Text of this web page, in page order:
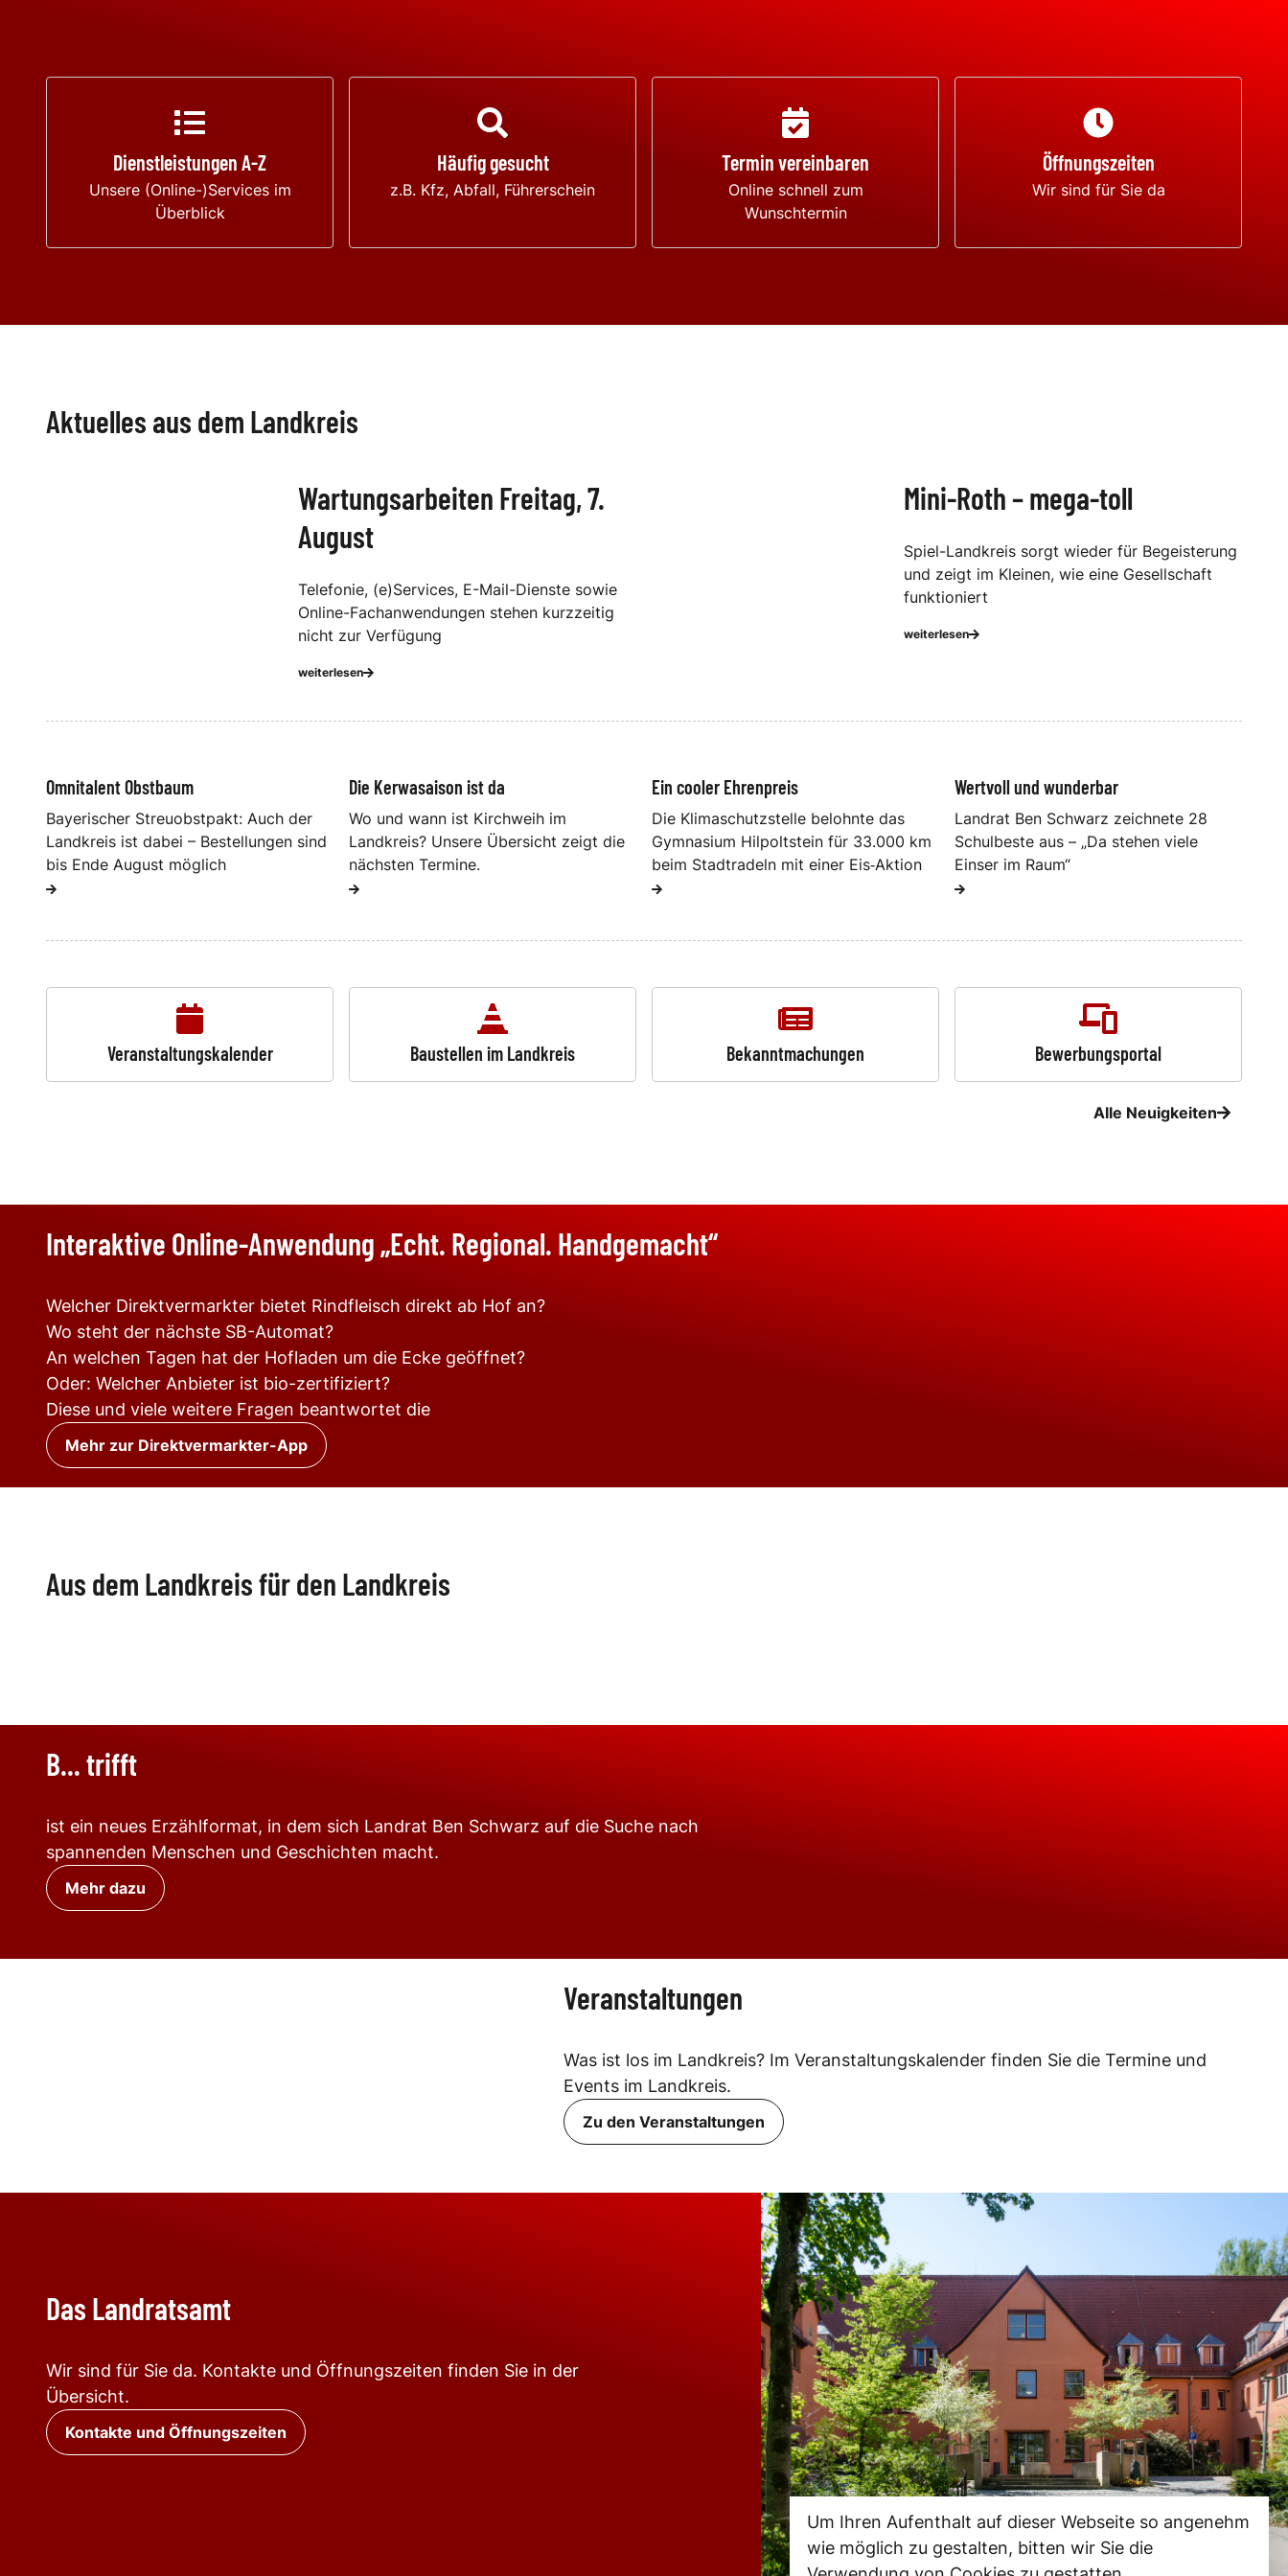
Dienstleistungen A-Z
Unsere (Online-)Services im
Überblick
Häufig gesucht
z.B. Kfz, Abfall, Führerschein
Termin vereinbaren
Online schnell zum
Wunschtermin
Öffnungszeiten
Wir sind für Sie da
Aktuelles aus dem Landkreis
Wartungsarbeiten Freitag, 7.
August
Telefonie, (e)Services, E-Mail-Dienste sowie
Online-Fachanwendungen stehen kurzzeitig
nicht zur Verfügung
weiterlesen
Mini-Roth – mega-toll
Spiel-Landkreis sorgt wieder für Begeisterung
und zeigt im Kleinen, wie eine Gesellschaft
funktioniert
weiterlesen
Omnitalent Obstbaum
Bayerischer Streuobstpakt: Auch der
Landkreis ist dabei – Bestellungen sind
bis Ende August möglich
Die Kerwasaison ist da
Wo und wann ist Kirchweih im
Landkreis? Unsere Übersicht zeigt die
nächsten Termine.
Ein cooler Ehrenpreis
Die Klimaschutzstelle belohnte das
Gymnasium Hilpoltstein für 33.000 km
beim Stadtradeln mit einer Eis‑Aktion
Wertvoll und wunderbar
Landrat Ben Schwarz zeichnete 28
Schulbeste aus – „Da stehen viele
Einser im Raum“
Veranstaltungskalender Baustellen im Landkreis Bekanntmachungen Bewerbungsportal
Alle Neuigkeiten
Interaktive Online-Anwendung „Echt. Regional. Handgemacht“
Welcher Direktvermarkter bietet Rindfleisch direkt ab Hof an?
Wo steht der nächste SB-Automat?
An welchen Tagen hat der Hofladen um die Ecke geöffnet?
Oder: Welcher Anbieter ist bio-zertifiziert?
Diese und viele weitere Fragen beantwortet die
Mehr zur Direktvermarkter-App
Aus dem Landkreis für den Landkreis
B... trifft
ist ein neues Erzählformat, in dem sich Landrat Ben Schwarz auf die Suche nach
spannenden Menschen und Geschichten macht.
Mehr dazu
Veranstaltungen
Was ist los im Landkreis? Im Veranstaltungskalender finden Sie die Termine und
Events im Landkreis.
Zu den Veranstaltungen
Das Landratsamt
Wir sind für Sie da. Kontakte und Öffnungszeiten finden Sie in der
Übersicht.
Kontakte und Öffnungszeiten
Um Ihren Aufenthalt auf dieser Webseite so angenehm
wie möglich zu gestalten, bitten wir Sie die